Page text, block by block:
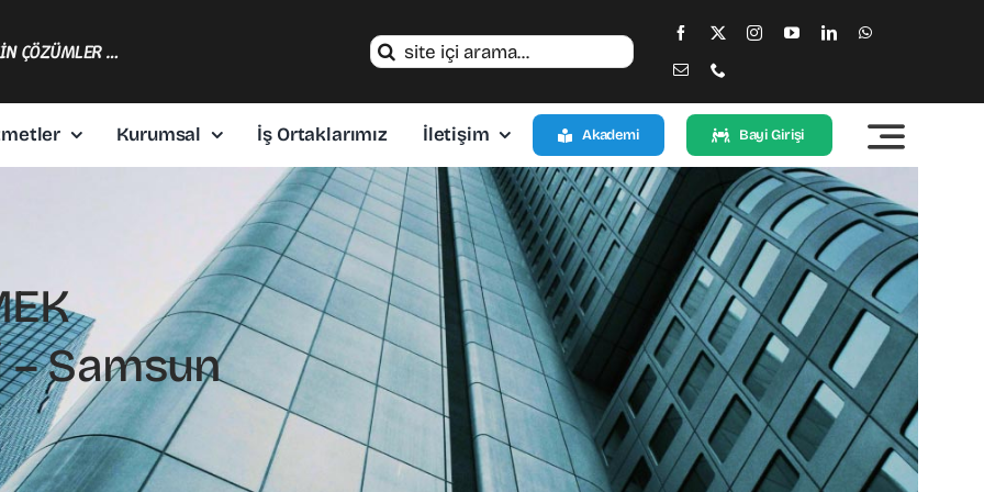
ÇÖZÜMLER …
Search
Kurumsal İş Ortaklarımız İletişim Akademi Bayi Girişi
– Samsun